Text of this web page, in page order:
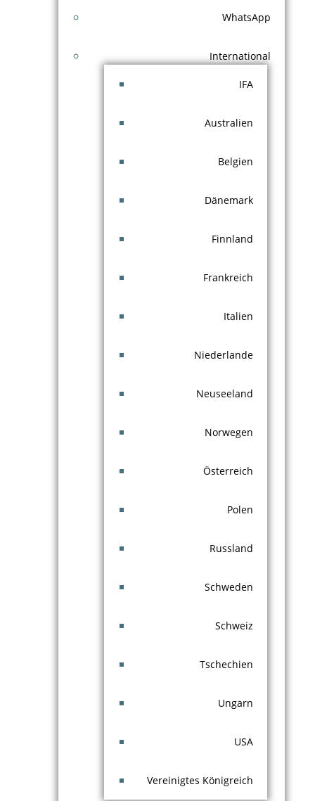
WhatsApp
International
IFA
Australien
Belgien
Dänemark
Finnland
Frankreich
Italien
Niederlande
Neuseeland
Norwegen
Österreich
Polen
Russland
Schweden
Schweiz
Tschechien
Ungarn
USA
Vereinigtes Königreich